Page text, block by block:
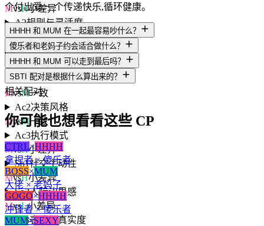
MvsH小差异
A2规则与灵活度
MvsH小差异
A3人生意义感
M vsH 小差异
Ac1动机导向
MvsM一致
Ac2决策风格
MvsM一致
Ac3执行模式
MvsH小差异
So1社交主动性
MvsH小差异
So2人际边界感
MvsL小差异
So3表达与真实度
个付出爱,一个传递快乐,循环健康。
HHHH 和 MUM 在一起最容易吵什么？
傻乐者和老妈子约会适合做什么？
HHHH 和 MUM 可以走到最后吗？
SBTI 配对是根据什么算出来的？
相关配对
你可能也想看看这些 CP
CTRL×HHHH
拿捏者 × 傻乐者
BOSS×MUM
大佬 × 老妈子
GOGO×HHHH
冲锋者 × 傻乐者
MUM×SEXY